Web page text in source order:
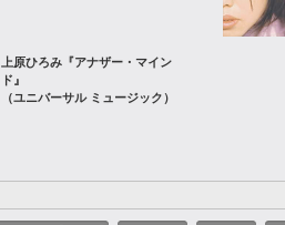
上原ひろみ『アナザー・マイン
ド』
（ユニバーサル ミュージック）